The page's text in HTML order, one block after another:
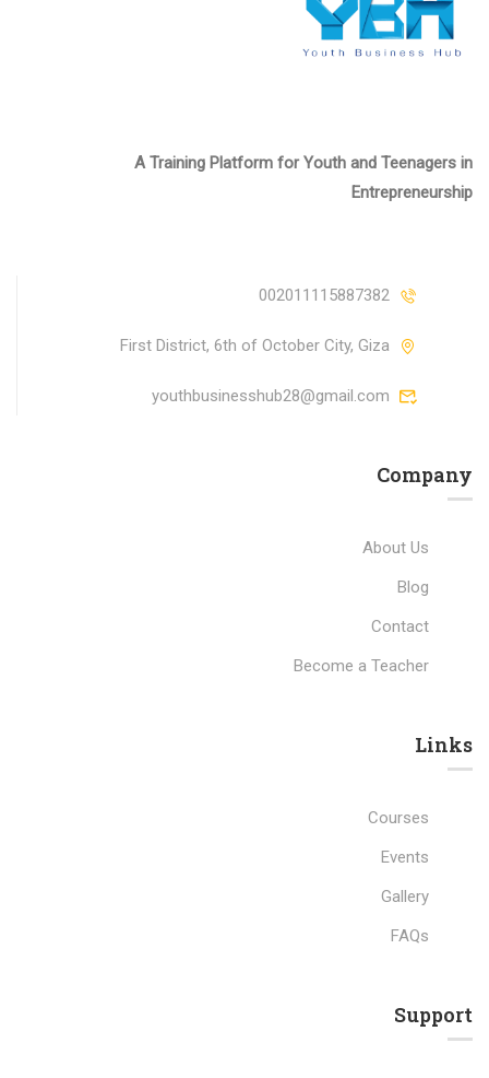
A Training Platform for Youth and Teenagers in
Entrepreneurship
002011115887382
First District, 6th of October City, Giza
youthbusinesshub28@gmail.com
Company
About Us
Blog
Contact
Become a Teacher
Links​
Courses
Events
Gallery
FAQs
Support